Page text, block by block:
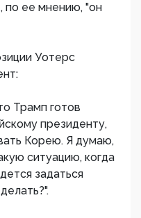
по ее мнению, "он
Уотерс
Трамп готов
президенту,
Корею. Я думаю,
ситуацию, когда
задаться